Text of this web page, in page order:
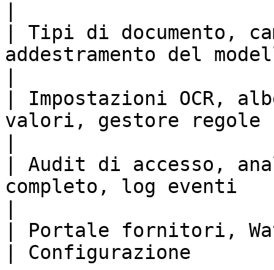
| Tipi di documento,
addestramento del
| Impostazioni OCR,
valori, gestore regole |
| Audit di accesso,
completo, log eventi
| Portale fornitori,
| Configurazione